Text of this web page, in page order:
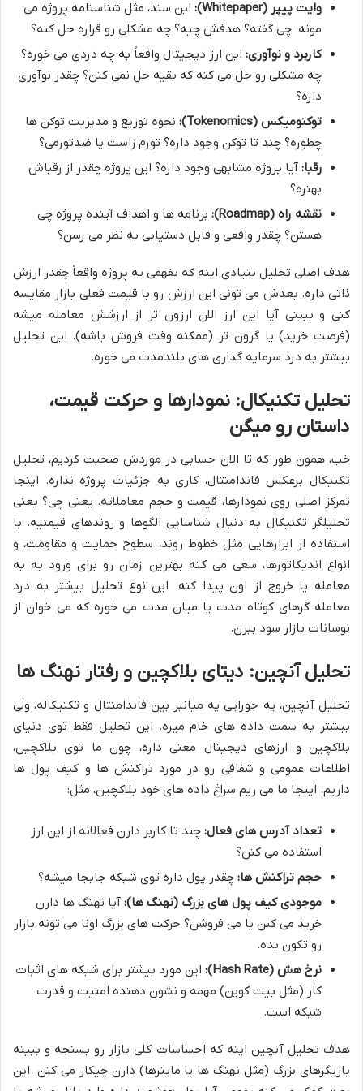
وایت پیپر (Whitepaper):
این سند، مثل شناسنامه پروژه می
مونه. چی گفته؟ هدفش چیه؟ چه مشکلی رو قراره حل کنه؟
کاربرد و نوآوری: این ارز دیجیتال واقعاً به چه دردی می خوره؟
چه مشکلی رو حل می کنه که بقیه حل نمی کنن؟ چقدر نوآوری
داره؟
توکنومیکس (Tokenomics):
نحوه توزیع و مدیریت توکن ها
چطوره؟ چند تا توکن وجود داره؟ تورم زاست یا ضدتورمی؟
رقبا: آیا پروژه مشابهی وجود داره؟ این پروژه چقدر از رقباش
بهتره؟
نقشه راه (Roadmap):
برنامه ها و اهداف آینده پروژه چی
هستن؟ چقدر واقعی و قابل دستیابی به نظر می رسن؟
هدف اصلی تحلیل بنیادی اینه که بفهمی یه پروژه واقعاً چقدر ارزش
ذاتی داره. بعدش می تونی این ارزش رو با قیمت فعلی بازار مقایسه
کنی و ببینی آیا این ارز الان ارزون تر از ارزشش معامله میشه
(فرصت خرید) یا گرون تر (ممکنه وقت فروش باشه). این تحلیل
بیشتر به درد سرمایه گذاری های بلندمدت می خوره.
تحلیل تکنیکال: نمودارها و حرکت قیمت،
داستان رو میگن
خب، همون طور که تا الان حسابی در موردش صحبت کردیم، تحلیل
تکنیکال برعکس فاندامنتال، کاری به جزئیات پروژه نداره. اینجا
تمرکز اصلی روی نمودارها، قیمت و حجم معاملاته. یعنی چی؟ یعنی
تحلیلگر تکنیکال به دنبال شناسایی الگوها و روندهای قیمتیه. با
استفاده از ابزارهایی مثل خطوط روند، سطوح حمایت و مقاومت، و
انواع اندیکاتورها، سعی می کنه بهترین زمان رو برای ورود به یه
معامله یا خروج از اون پیدا کنه. این نوع تحلیل بیشتر به درد
معامله گرهای کوتاه مدت یا میان مدت می خوره که می خوان از
نوسانات بازار سود ببرن.
تحلیل آنچین: دیتای بلاکچین و رفتار نهنگ ها
تحلیل آنچین، یه جورایی یه میانبر بین فاندامنتال و تکنیکاله، ولی
بیشتر به سمت داده های خام میره. این تحلیل فقط توی دنیای
بلاکچین و ارزهای دیجیتال معنی داره، چون ما توی بلاکچین،
اطلاعات عمومی و شفافی رو در مورد تراکنش ها و کیف پول ها
داریم. اینجا ما می ریم سراغ داده های خود بلاکچین، مثل:
تعداد آدرس های فعال: چند تا کاربر دارن فعالانه از این ارز
استفاده می کنن؟
حجم تراکنش ها: چقدر پول داره توی شبکه جابجا میشه؟
موجودی کیف پول های بزرگ (نهنگ ها): آیا نهنگ ها دارن
خرید می کنن یا می فروشن؟ حرکت های بزرگ اونا می تونه بازار
رو تکون بده.
نرخ هش (Hash Rate):
این مورد بیشتر برای شبکه های اثبات
کار (مثل بیت کوین) مهمه و نشون دهنده امنیت و قدرت
شبکه است.
هدف تحلیل آنچین اینه که احساسات کلی بازار رو بسنجه و ببینه
بازیگرهای بزرگ (مثل نهنگ ها یا ماینرها) دارن چیکار می کنن. این